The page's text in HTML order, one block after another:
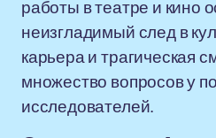
работы в театре и кино
неизгладимый след в
карьера и трагическая
множество вопросов у
исследователей.